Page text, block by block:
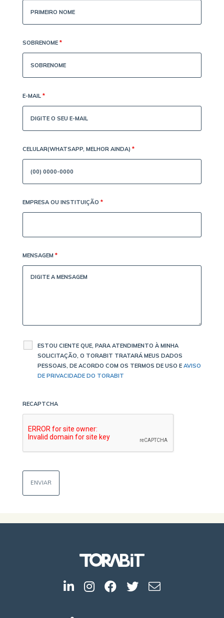
SOBRENOME *
E-MAIL *
CELULAR(WHATSAPP, MELHOR AINDA) *
EMPRESA OU INSTITUIÇÃO *
MENSAGEM *
ESTOU CIENTE QUE, PARA ATENDIMENTO À MINHA
SOLICITAÇÃO, O TORABIT TRATARÁ MEUS DADOS
PESSOAIS, DE ACORDO COM OS TERMOS DE USO E AVISO
DE PRIVACIDADE DO TORABIT
RECAPTCHA